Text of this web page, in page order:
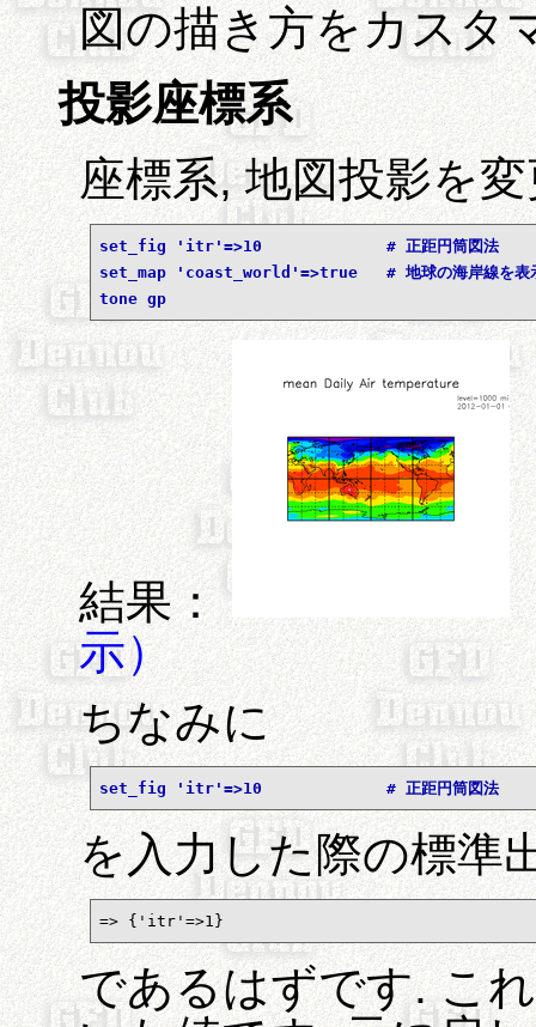
図の描き方をカスタ
投影座標系
座標系, 地図投影を
set_fig 'itr'=>10             # 正距円筒図法
set_map 'coast_world'=>true   # 地球の海岸線を表
tone gp
結果：
示）
ちなみに
set_fig 'itr'=>10             # 正距円筒図法
を入力した際の標準
=> {'itr'=>1}
であるはずです. こ